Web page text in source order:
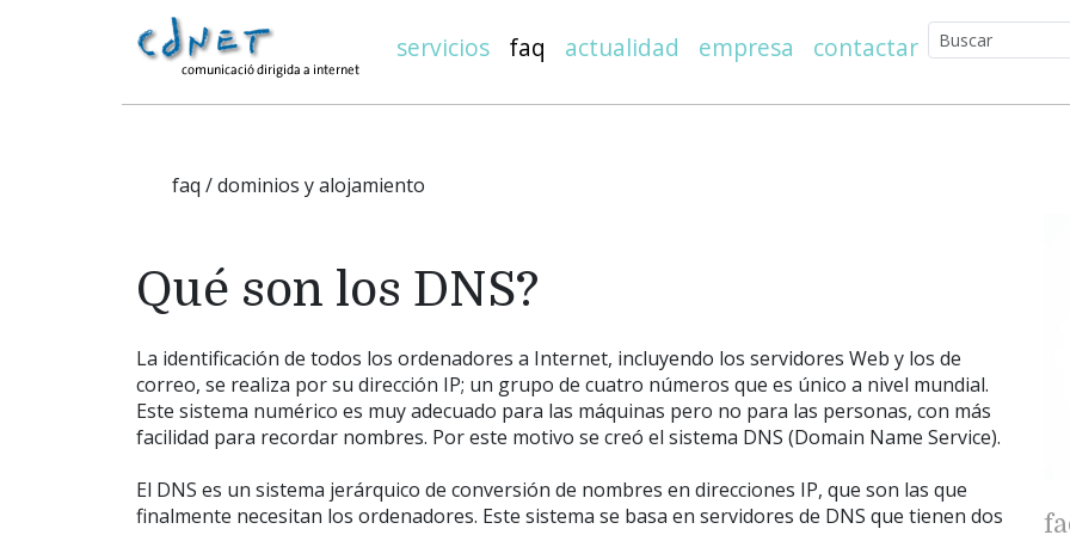
servicios faq actualidad empresa contactar
faq / dominios y alojamiento
Qué son los DNS?
La identificación de todos los ordenadores a Internet, incluyendo los servidores Web y los de
correo, se realiza por su dirección IP; un grupo de cuatro números que es único a nivel mundial.
Este sistema numérico es muy adecuado para las máquinas pero no para las personas, con más
facilidad para recordar nombres. Por este motivo se creó el sistema DNS (Domain Name Service).
El DNS es un sistema jerárquico de conversión de nombres en direcciones IP, que son las que
finalmente necesitan los ordenadores. Este sistema se basa en servidores de DNS que tienen dos